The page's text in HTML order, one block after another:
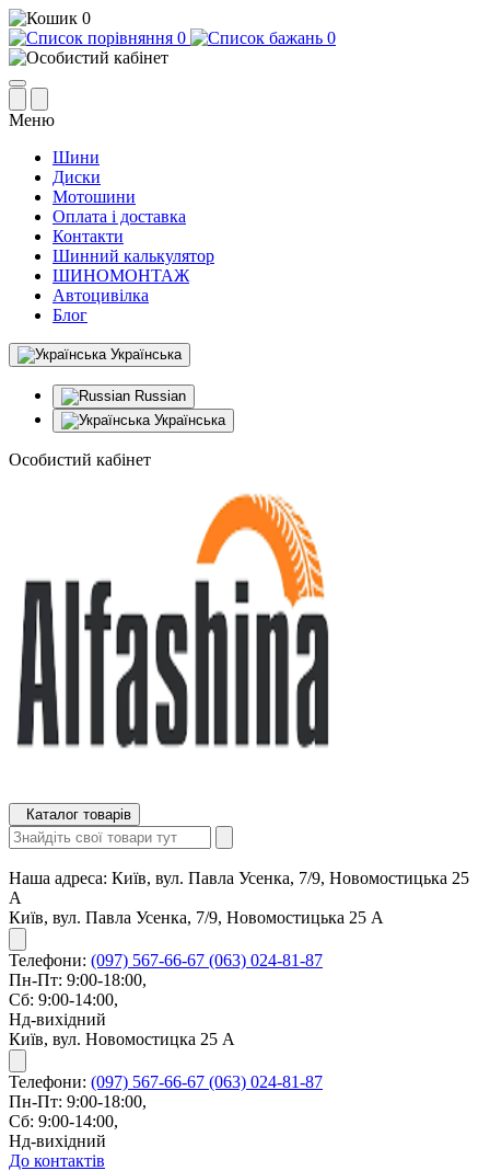
0
0
0
Меню
Шини
Диски
Мотошини
Оплата і доставка
Контакти
Шинний калькулятор
ШИНОМОНТАЖ
Автоцивілка
Блог
Українська
Russian
Українська
Особистий кабінет
Каталог товарів
Наша адреса: Київ, вул. Павла Усенка, 7/9, Новомостицька 25
А
Київ, вул. Павла Усенка, 7/9, Новомостицька 25 А
Телефони: (097) 567-66-67 (063) 024-81-87
Пн-Пт: 9:00-18:00,
Сб: 9:00-14:00,
Нд-вихідний
Київ, вул. Новомостицка 25 А
Телефони: (097) 567-66-67 (063) 024-81-87
Пн-Пт: 9:00-18:00,
Сб: 9:00-14:00,
Нд-вихідний
До контактів